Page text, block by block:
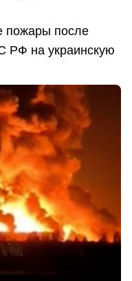
пожары после
РФ на украинскую